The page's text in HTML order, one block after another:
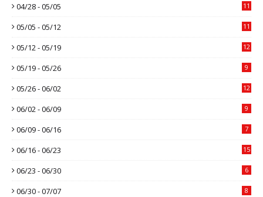
04/28 - 05/05 11
05/05 - 05/12 11
05/12 - 05/19 12
05/19 - 05/26 9
05/26 - 06/02 12
06/02 - 06/09 9
06/09 - 06/16 7
06/16 - 06/23 15
06/23 - 06/30 6
06/30 - 07/07 8